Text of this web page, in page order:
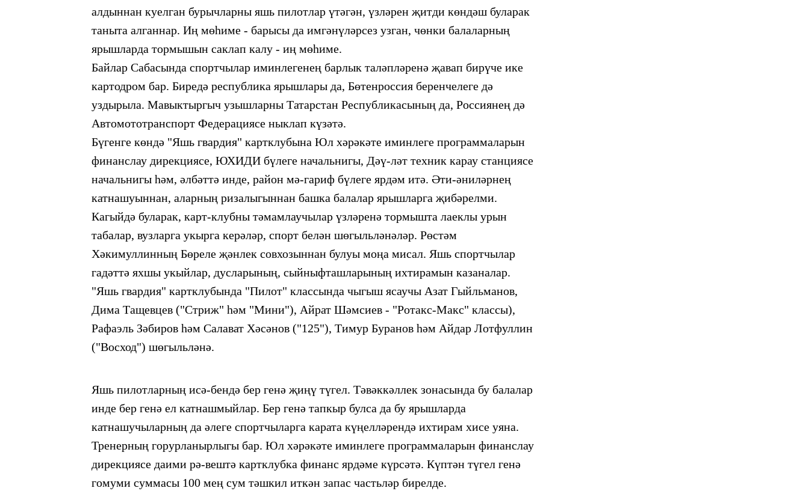
алдыннан куелган бурычларны яшь пилотлар үтәгән, үзләрен җитди көндәш буларак
таныта алганнар. Иң мөһиме - барысы да имгәнүләрсез узган, чөнки балаларның
ярышларда тормышын саклап калу - иң мөһиме.
Байлар Сабасында спортчылар иминлегенең барлык таләпләренә җавап бирүче ике
картодром бар. Биредә республика ярышлары да, Бөтенроссия беренчелеге дә
уздырыла. Мавыктыргыч узышларны Татарстан Республикасының да, Россиянең дә
Автомототранспорт Федерациясе ныклап күзәтә.
Бүгенге көндә "Яшь гвардия" картклубына Юл хәрәкәте иминлеге программаларын
финанслау дирекциясе, ЮХИДИ бүлеге начальнигы, Дәү-ләт техник карау станциясе
начальнигы һәм, әлбәттә инде, район мә-гариф бүлеге ярдәм итә. Әти-әниләрнең
катнашуыннан, аларның ризалыгыннан башка балалар ярышларга җибәрелми.
Кагыйдә буларак, карт-клубны тәмамлаучылар үзләренә тормышта лаеклы урын
табалар, вузларга укырга керәләр, спорт белән шөгыльләнәләр. Рөстәм
Хәкимуллинның Бөреле җәнлек совхозыннан булуы моңа мисал. Яшь спортчылар
гадәттә яхшы укыйлар, дусларының, сыйныфташларының ихтирамын казаналар.
"Яшь гвардия" картклубында "Пилот" классында чыгыш ясаучы Азат Гыйльманов,
Дима Тащевцев ("Стриж" һәм "Мини"), Айрат Шәмсиев - "Ротакс-Макс" классы),
Рафаэль Зәбиров һәм Салават Хәсәнов ("125"), Тимур Буранов һәм Айдар Лотфуллин
("Восход") шөгыльләнә.
Яшь пилотларның исә-бендә бер генә җиңү түгел. Тәвәккәллек зонасында бу балалар
инде бер генә ел катнашмыйлар. Бер генә тапкыр булса да бу ярышларда
катнашучыларның да әлеге спортчыларга карата күңелләрендә ихтирам хисе уяна.
Тренерның горурланырлыгы бар. Юл хәрәкәте иминлеге программаларын финанслау
дирекциясе даими рә-вештә картклубка финанс ярдәме күрсәтә. Күптән түгел генә
гомуми суммасы 100 мең сум тәшкил иткән запас частьләр бирелде.